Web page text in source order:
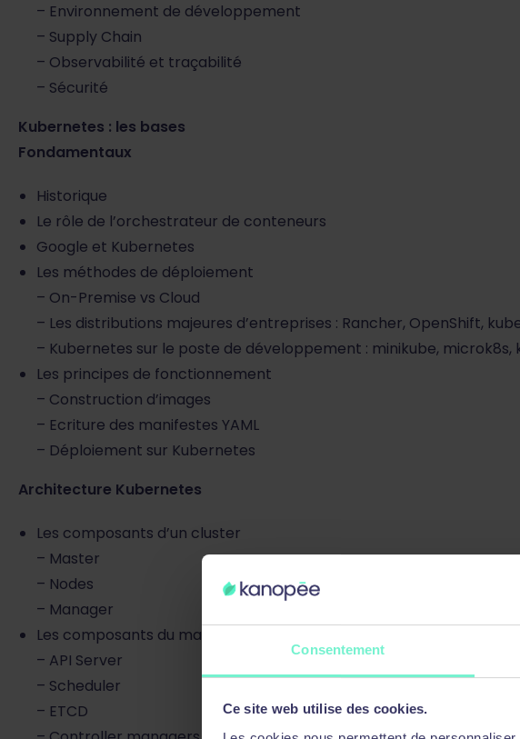
Consentement
Ce site web utilise des cookies.
– Environnement de développement
– Supply Chain
– Observabilité et traçabilité
– Sécurité
Kubernetes : les bases
Fondamentaux
Historique
Le rôle de l’orchestrateur de conteneurs
Google et Kubernetes
Les méthodes de déploiement
– On-Premise vs Cloud
– Les distributions majeures d’entreprises : Rancher, OpenShift,
– Kubernetes sur le poste de développement : minikube, microk8s,
Les principes de fonctionnement
– Construction d’images
– Ecriture des manifestes YAML
– Déploiement sur Kubernetes
Architecture Kubernetes
Les composants d’un cluster
– Master
– Nodes
– Manager
Les composants du master
– API Server
– Scheduler
– ETCD